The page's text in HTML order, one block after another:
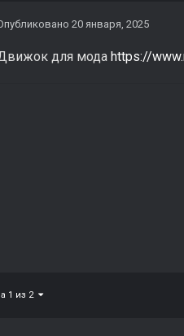
20 января, 2025
для мода https://
1 из 2